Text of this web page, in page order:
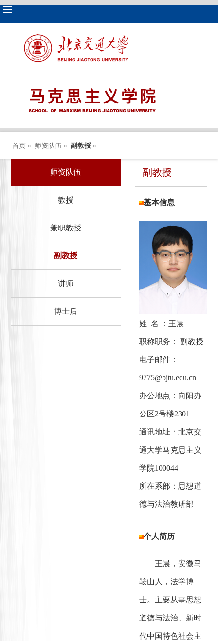
首页 » 师资队伍 » 副教授 »
师资队伍
教授
兼职教授
副教授
讲师
博士后
副教授
基本信息
姓 名 ：王晨
职称职务： 副教授
电子邮件：
9775@bjtu.edu.cn
办公地点：向阳办
公区2号楼2301
通讯地址：北京交
通大学马克思主义
学院100044
所在系部：思想道
德与法治教研部
个人简历
王晨，安徽马
鞍山人，法学博
士。主要从事思想
道德与法治、新时
代中国特色社会主